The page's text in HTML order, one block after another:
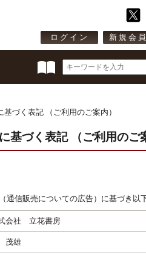
ログイン 新規会
づく表記 （ご利用のご案内）
基づく表記 （ご利用のご
通信販売についての広告）に基づき以
会社 立花書房
茂雄